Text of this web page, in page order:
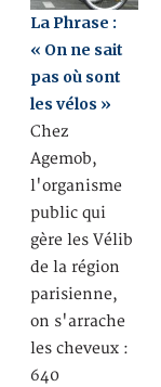
La Phrase :
« On ne sait
pas où sont
les vélos »
Chez
Agemob,
l'organisme
public qui
gère les Vélib
de la région
parisienne,
on s'arrache
les cheveux :
640